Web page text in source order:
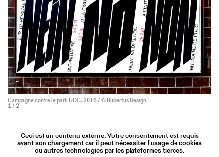
Campagne contre le parti UDC, 2016 / © Hubertus Design
1 / 2
Ceci est un contenu externe. Votre consentement est requis
avant son chargement car il peut nécessiter l'usage de cookies
ou autres technologies par les plateformes tierces.